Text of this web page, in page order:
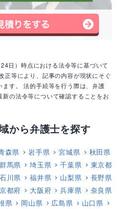
日）時点における法令等に基づいて
正等により、記事の内容が現状にそぐ
す。
法的手続等を行う際は、弁護
の法令等について確認することをお
から弁護士を探す
森県 岩手県 宮城県 秋田県
群馬県 埼玉県 千葉県 東京都
石川県 福井県 山梨県 長野県
京都府 大阪府 兵庫県 奈良県
県 岡山県 広島県 山口県